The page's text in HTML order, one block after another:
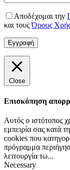
Αποδέχομαι την
και τουςΌρους
Close
Επισκόπηση
Αυτός ο ιστότοπος
εμπειρία σας κατά
cookies που
πρόγραμμα
λειτουργία τω...
Necessary